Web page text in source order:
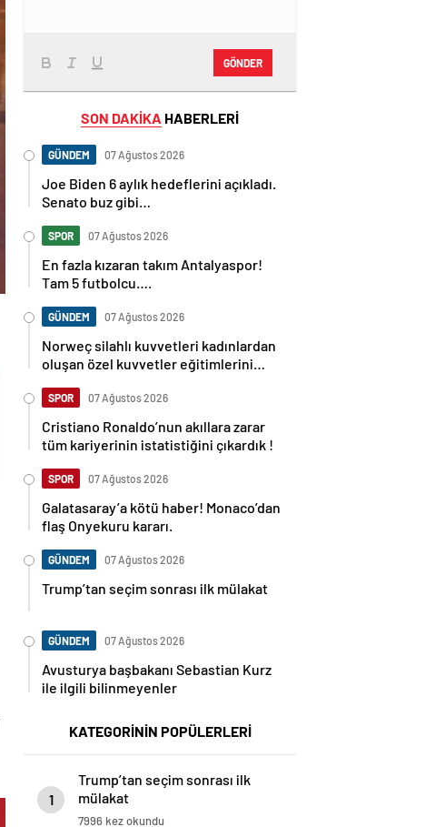
GÖNDER
SON DAKİKA HABERLERİ
GÜNDEM 07 Ağustos 2026
Joe Biden 6 aylık hedeflerini açıkladı.
Senato buz gibi…
SPOR 07 Ağustos 2026
En fazla kızaran takım Antalyaspor!
Tam 5 futbolcu….
GÜNDEM 07 Ağustos 2026
Norweç silahlı kuvvetleri kadınlardan
oluşan özel kuvvetler eğitimlerini
SPOR 07 Ağustos 2026
Cristiano Ronaldo’nun akıllara zarar
tüm kariyerinin istatistiğini çıkardık !
SPOR 07 Ağustos 2026
Galatasaray’a kötü haber! Monaco’dan
flaş Onyekuru kararı.
GÜNDEM 07 Ağustos 2026
Trump’tan seçim sonrası ilk mülakat
GÜNDEM 07 Ağustos 2026
Avusturya başbakanı Sebastian Kurz
ile ilgili bilinmeyenler
KATEGORİNİN POPÜLERLERİ
1
Trump’tan seçim sonrası ilk
mülakat
7996 kez okundu